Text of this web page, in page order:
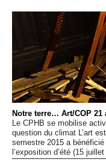
Notre terre… Art/COP 21
Le CPHB se mobilise
question du climat L’art
semestre 2015 a
l’exposition d’été (15